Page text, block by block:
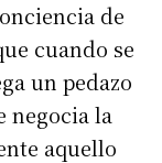
de
cuando se
un pedazo
negocia la
aquello